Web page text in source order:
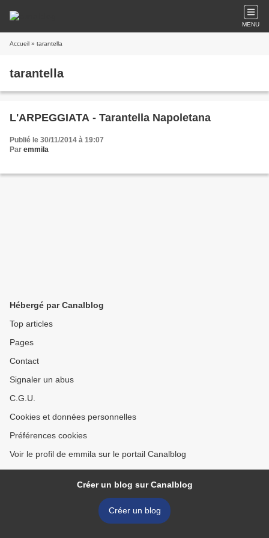
MENU
Accueil » tarantella
tarantella
L'ARPEGGIATA - Tarantella Napoletana
Publié le 30/11/2014 à 19:07
Par emmila
Hébergé par Canalblog
Top articles
Pages
Contact
Signaler un abus
C.G.U.
Cookies et données personnelles
Préférences cookies
Voir le profil de emmila sur le portail Canalblog
Créer un blog sur Canalblog
Créer un blog